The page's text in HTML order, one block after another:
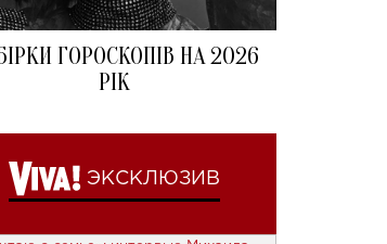
ГОРОСКОПІВ НА 2026
РІК
ЭКСКЛЮЗИВ